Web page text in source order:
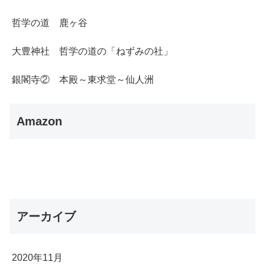
哲学の道 鹿ヶ谷
大豊神社 哲学の道の「ねずみの社」
銀閣寺② 本殿～東求堂～仙人洲
Amazon
アーカイブ
2020年11月